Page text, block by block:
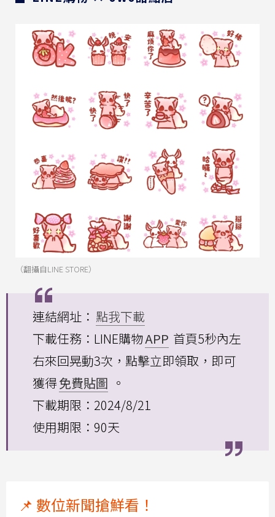
（翻攝自LINE STORE）
連結網址： 點我下載
下載任務：LINE購物APP 首頁5秒內左
右來回晃動3次，點擊立即領取，即可
獲得免費貼圖 。
下載期限：2024/8/21
使用期限：90天
📌 數位新聞搶鮮看！